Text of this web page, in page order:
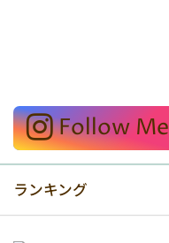
Follow Me
ランキング